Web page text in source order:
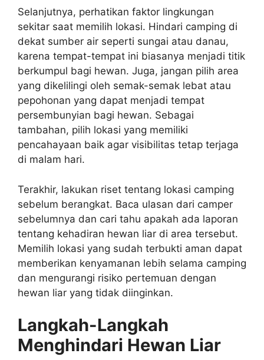
Selanjutnya, perhatikan faktor lingkungan
sekitar saat memilih lokasi. Hindari camping di
dekat sumber air seperti sungai atau danau,
karena tempat-tempat ini biasanya menjadi titik
berkumpul bagi hewan. Juga, jangan pilih area
yang dikelilingi oleh semak-semak lebat atau
pepohonan yang dapat menjadi tempat
persembunyian bagi hewan. Sebagai
tambahan, pilih lokasi yang memiliki
pencahayaan baik agar visibilitas tetap terjaga
di malam hari.
Terakhir, lakukan riset tentang lokasi camping
sebelum berangkat. Baca ulasan dari camper
sebelumnya dan cari tahu apakah ada laporan
tentang kehadiran hewan liar di area tersebut.
Memilih lokasi yang sudah terbukti aman dapat
memberikan kenyamanan lebih selama camping
dan mengurangi risiko pertemuan dengan
hewan liar yang tidak diinginkan.
Langkah-Langkah
Menghindari Hewan Liar